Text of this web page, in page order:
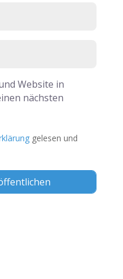
Website in
nächsten
gelesen und